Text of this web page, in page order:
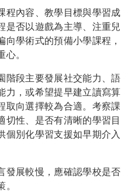
程內容、教學目標與學習成
是否以遊戲為主導、注重兒
學術式的預備小學課程，
。
階段主要發展社交能力、語
力，或希望提早建立讀寫算
取向選擇較為合適。考察課
切性、是否有清晰的學習目
個別化學習支援如早期介入
發展較慢，應確認學校是否